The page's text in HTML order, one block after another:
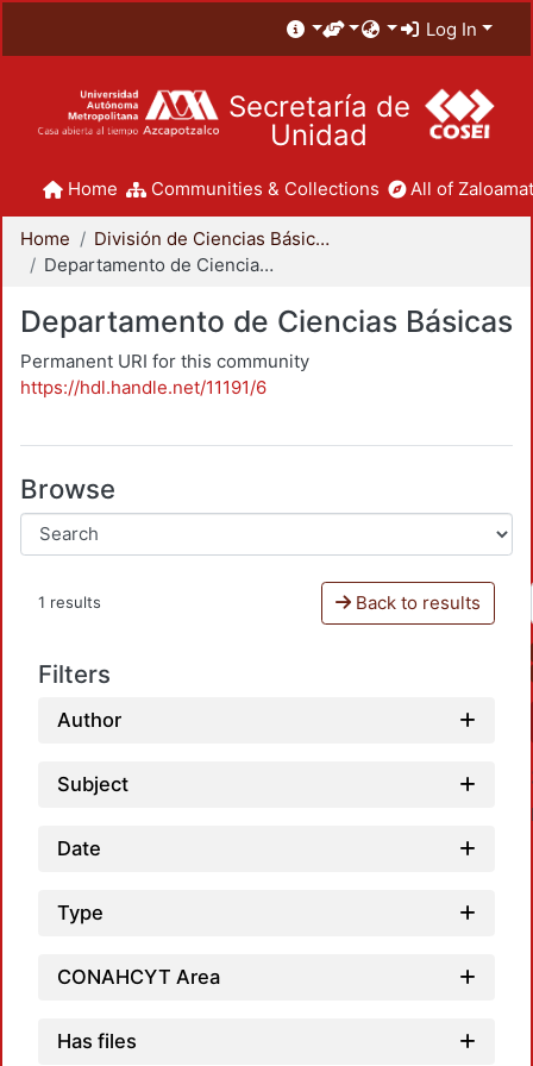
Log In
Secretaría de
Unidad
Home Communities & Collections All of
Home
División de Ciencias Básicas e Ingeniería
Departamento de Ciencias Básicas
Departamento de Ciencias Básicas
Permanent URI for this community
https://hdl.handle.net/11191/6
Browse
1 results Back to results
Filters
Author
Subject
Date
Type
CONAHCYT Area
Has files